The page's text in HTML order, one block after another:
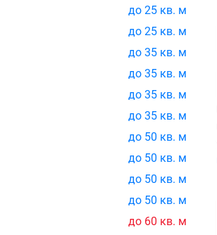
до 25 кв. м
до 25 кв. м
до 35 кв. м
до 35 кв. м
до 35 кв. м
до 35 кв. м
до 50 кв. м
до 50 кв. м
до 50 кв. м
до 50 кв. м
до 60 кв. м